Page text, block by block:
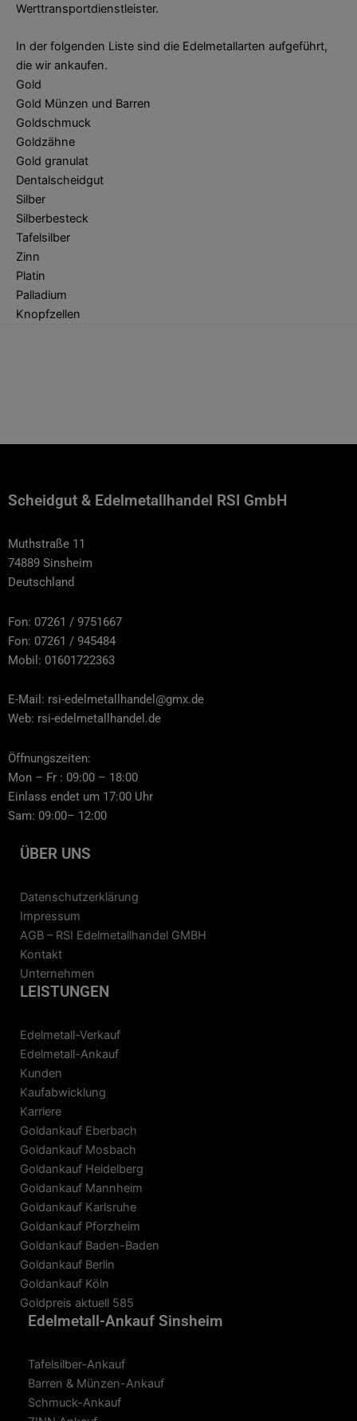
Werttransportdienstleister.
In der folgenden Liste sind die Edelmetallarten aufgeführt,
die wir ankaufen.
Gold
Gold Münzen und Barren
Goldschmuck
Goldzähne
Gold granulat
Dentalscheidgut
Silber
Silberbesteck
Tafelsilber
Zinn
Platin
Palladium
Knopfzellen
Scheidgut & Edelmetallhandel RSI GmbH
Muthstraße 11
74889 Sinsheim
Deutschland
Fon: 07261 / 9751667
Fon: 07261 / 945484
Mobil: 01601722363
E-Mail: rsi-edelmetallhandel@gmx.de
Web: rsi-edelmetallhandel.de
Öffnungszeiten:
Mon – Fr : 09:00 – 18:00
Einlass endet um 17:00 Uhr
Sam: 09:00– 12:00
ÜBER UNS
Datenschutzerklärung
Impressum
AGB – RSI Edelmetallhandel GMBH
Kontakt
Unternehmen
LEISTUNGEN
Edelmetall-Verkauf
Edelmetall-Ankauf
Kunden
Kaufabwicklung
Karriere
Goldankauf Eberbach
Goldankauf Mosbach
Goldankauf Heidelberg
Goldankauf Mannheim
Goldankauf Karlsruhe
Goldankauf Pforzheim
Goldankauf Baden-Baden
Goldankauf Berlin
Goldankauf Köln
Goldpreis aktuell 585
Edelmetall-Ankauf Sinsheim
Tafelsilber-Ankauf
Barren & Münzen-Ankauf
Schmuck-Ankauf